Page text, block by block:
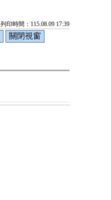
列印時間：115.08.09 17:39